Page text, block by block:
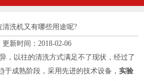
洗机又有哪些用途呢?
新时间：2018-02-06
以往的清洗方式满足不了现状，经过了
成熟阶段，采用先进的技术设备， 实验